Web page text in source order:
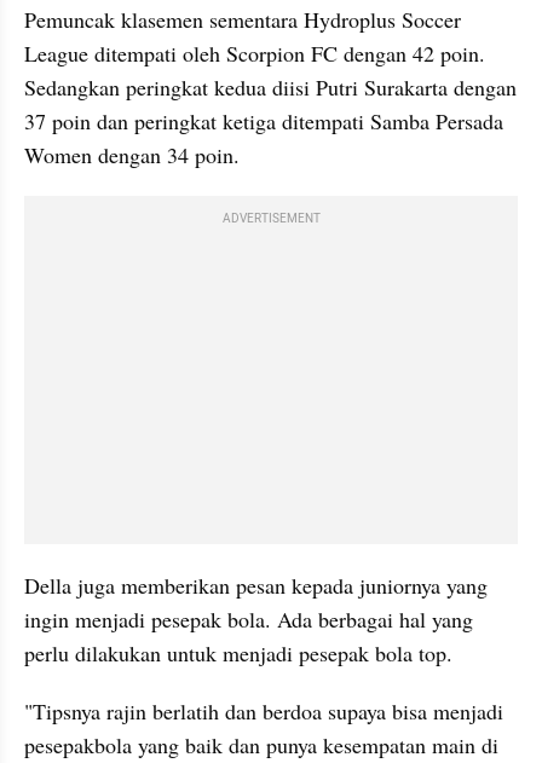
Pemuncak klasemen sementara Hydroplus Soccer
League ditempati oleh Scorpion FC dengan 42 poin.
Sedangkan peringkat kedua diisi Putri Surakarta dengan
37 poin dan peringkat ketiga ditempati Samba Persada
Women dengan 34 poin.
ADVERTISEMENT
Della juga memberikan pesan kepada juniornya yang
ingin menjadi pesepak bola. Ada berbagai hal yang
perlu dilakukan untuk menjadi pesepak bola top.
"Tipsnya rajin berlatih dan berdoa supaya bisa menjadi
pesepakbola yang baik dan punya kesempatan main di